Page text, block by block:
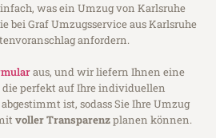
was ein Umzug von Karlsruhe
bei Graf Umzugsservice aus Karlsruhe
anfordern.
aus, und wir liefern Ihnen eine
die perfekt auf Ihre individuellen
ist, sodass Sie Ihre Umzug
voller Transparenzplanen können.